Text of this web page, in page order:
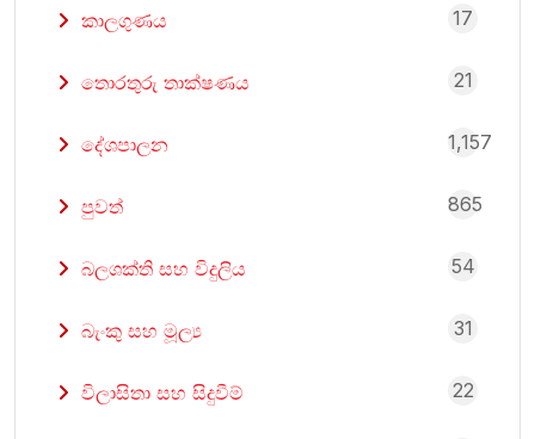
කාලගුණය 17
තොරතුරු තාක්ෂණය 21
දේශපාලන 1,157
පුවත් 865
බලශක්ති සහ විදුලිය 54
බැංකු සහ මූල්‍ය 31
විලාසිතා සහ සිදුවීම් 22